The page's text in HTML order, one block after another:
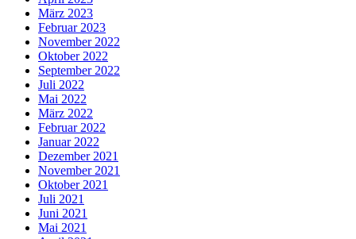
März 2023
Februar 2023
November 2022
Oktober 2022
September 2022
Juli 2022
Mai 2022
März 2022
Februar 2022
Januar 2022
Dezember 2021
November 2021
Oktober 2021
Juli 2021
Juni 2021
Mai 2021